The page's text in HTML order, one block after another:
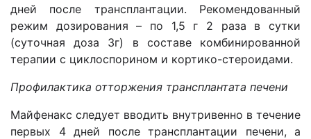
дней после трансплантации. Рекомендованный
режим дозирования – по 1,5 г 2 раза в сутки
(суточная доза 3г) в составе комбинированной
терапии с циклоспорином и кортико-стероидами.
Профилактика отторжения трансплантата печени
Майфенакс следует вводить внутривенно в течение
первых 4 дней после трансплантации печени, а